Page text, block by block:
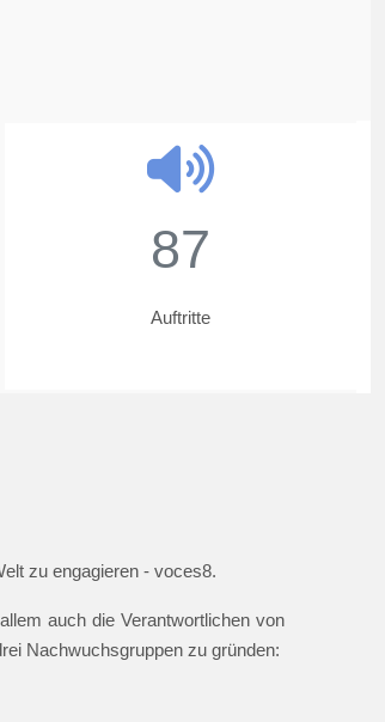
87
Auftritte
zu engagieren - voces8.
auch die Verantwortlichen von
Nachwuchsgruppen zu gründen: